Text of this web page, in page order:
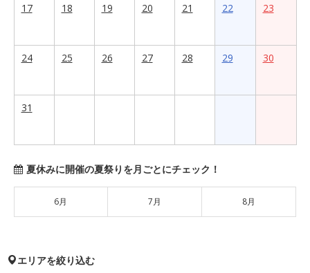
17
18 19 20 21 22 23
24 25 26 27 28 29 30
31
夏休みに開催の夏祭りを月ごとにチェック！
6月 7月 8月
エリアを絞り込む